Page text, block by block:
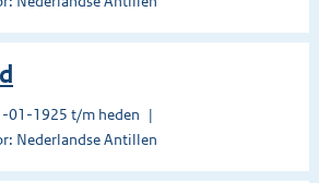
01-1925 t/m heden
Nederlandse Antillen